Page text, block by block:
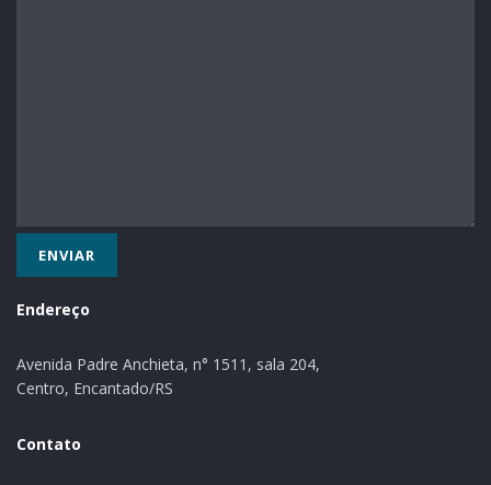
Endereço
Avenida Padre Anchieta, n° 1511, sala 204,
Centro, Encantado/RS
Contato